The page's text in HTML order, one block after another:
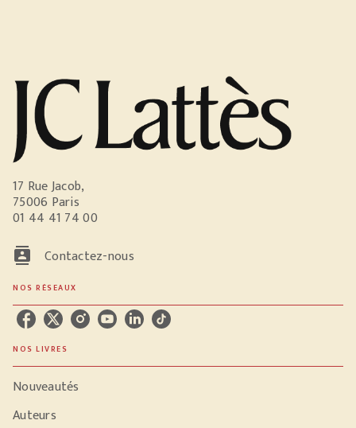
17 Rue Jacob,
75006 Paris
01 44 41 74 00
contacts Contactez-nous
NOS RÉSEAUX
NOS LIVRES
Nouveautés
Auteurs